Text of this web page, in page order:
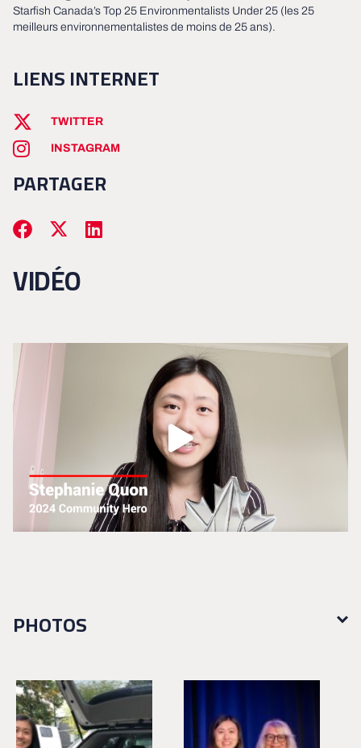
Starfish Canada’s Top 25 Environmentalists Under 25 (les 25
meilleurs environnementalistes de moins de 25 ans).
LIENS INTERNET
TWITTER
INSTAGRAM
PARTAGER
VIDÉO
PHOTOS